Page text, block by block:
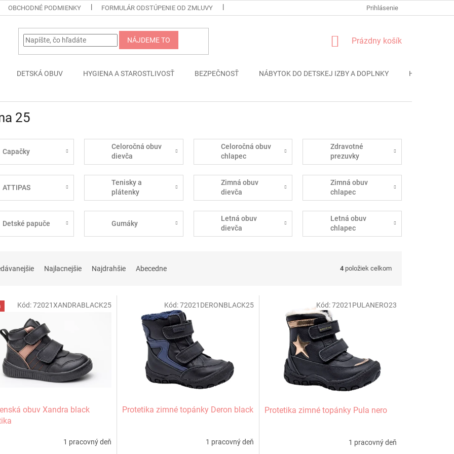
OBCHODNÉ PODMIENKY FORMULÁR ODSTÚPENIE OD ZMLUVY PODMIENKY OCHRANY OSOBNÝCH
Prihlásenie
NÁJDEME TO
NÁKUPNÝ
Prázdny košík
DETSKÁ OBUV HYGIENA A STAROSTLIVOSŤ BEZPEČNOSŤ NÁBYTOK DO DETSKEJ IZBY A DOPLNKY HRAČKY
25
Capačky
Celoročná obuv
dievča
Celoročná obuv
chlapec
Zdravotné
prezuvky
ATTIPAS
Tenisky a
plátenky
Zimná obuv
dievča
Zimná obuv
chlapec
Detské papuče Gumáky
Letná obuv
dievča
Letná obuv
chlapec
Najlacnejšie Najdrahšie Abecedne 4 položiek celkom
obuv Xandra black
1 pracovný deň
Kód:72021XANDRABLACK25
Protetika zimné topánky Deron black
1 pracovný deň
Kód:72021DERONBLACK25
Protetika zimné topánky Pula nero
1 pracovný deň
Kód:72021PULANERO23